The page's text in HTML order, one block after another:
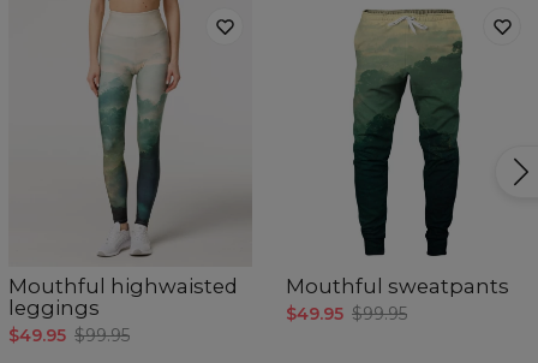
Mouthful highwaisted
leggings
$49.95 $99.95
Mouthful sweatpants
$49.95 $99.95